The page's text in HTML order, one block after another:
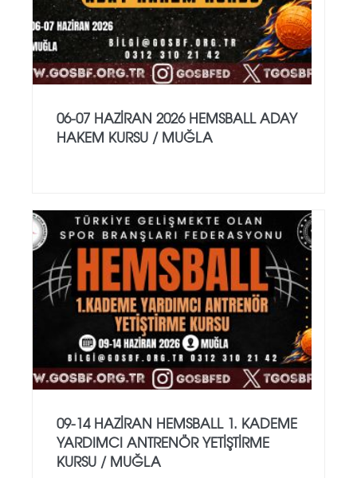
06-07 HAZİRAN 2026 HEMSBALL ADAY
HAKEM KURSU / MUĞLA
09-14 HAZİRAN HEMSBALL 1. KADEME
YARDIMCI ANTRENÖR YETİŞTİRME
KURSU / MUĞLA